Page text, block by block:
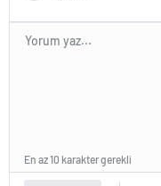
En az 10 karakter gerekli